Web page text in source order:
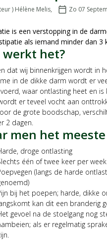
) Hélène Melis, calendar_today
Geplaatst op:
Zo 07
is een verstopping in de
als iemand minder dan
werkt het?
dat wij binnenkrijgen wordt in
in de dikke darm wordt er
waar ontlasting heet en
er teveel vocht aan
de grote boodschap,
2 dagen.
men het
droge ontlasting
één of twee keer per
(langs de harde
bij het poepen; harde, dikke
kan dit een branderig
gevoel na de stoelgang nog
als er regelmatig